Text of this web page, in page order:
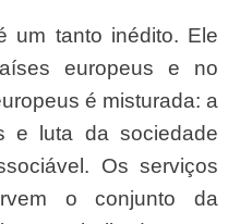
europeus e no
é misturada: a
e luta da sociedade
Os serviços
o conjunto da